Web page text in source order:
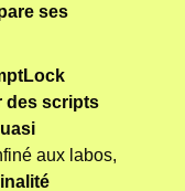
ses
des scripts
aux labos,